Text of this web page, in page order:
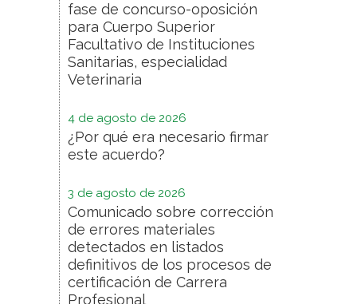
fase de concurso-oposición
para Cuerpo Superior
Facultativo de Instituciones
Sanitarias, especialidad
Veterinaria
4 de agosto de 2026
¿Por qué era necesario firmar
este acuerdo?
3 de agosto de 2026
Comunicado sobre corrección
de errores materiales
detectados en listados
definitivos de los procesos de
certificación de Carrera
Profesional